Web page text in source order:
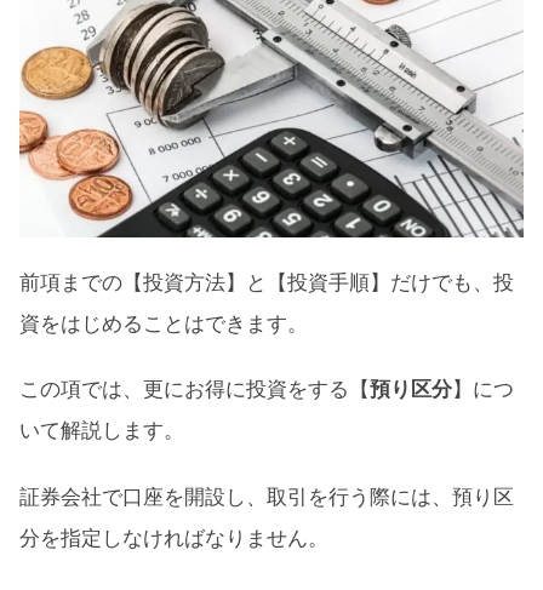
前項までの【投資方法】と【投資手順】だけでも、投
資をはじめることはできます。
この項では、更にお得に投資をする【預り区分】につ
いて解説します。
証券会社で口座を開設し、取引を行う際には、預り区
分を指定しなければなりません。